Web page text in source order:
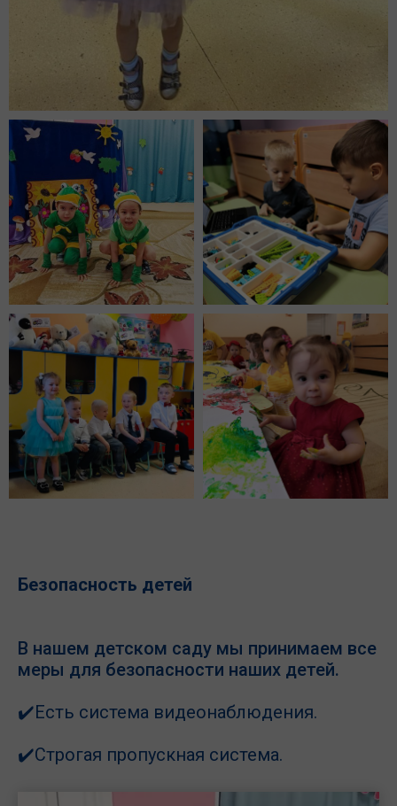
Безопасность детей
В нашем детском саду мы принимаем все
меры для безопасности наших детей.
✔️Есть система видеонаблюдения.
✔️Строгая пропускная система.